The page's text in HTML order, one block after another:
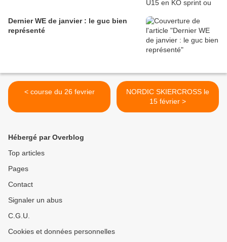
Dernier WE de janvier : le guc bien
représenté
< course du 26 fevrier
NORDIC SKIERCROSS le
15 février >
Hébergé par Overblog
Top articles
Pages
Contact
Signaler un abus
C.G.U.
Cookies et données personnelles